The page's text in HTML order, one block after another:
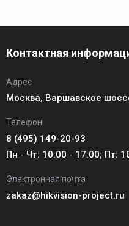
Контактная
Адрес
Москва, Варшавское
Телефон
8 (495) 149-20-93
Пн - Чт: 10:00 - 17:00; Пт:
Электронная почта
zakaz@hikvision-project.ru